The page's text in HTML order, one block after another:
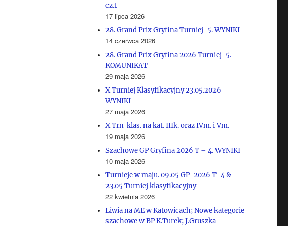
cz.1
17 lipca 2026
28. Grand Prix Gryfina Turniej-5. WYNIKI
14 czerwca 2026
28. Grand Prix Gryfina 2026 Turniej-5.
KOMUNIKAT
29 maja 2026
X Turniej Klasyfikacyjny 23.05.2026
WYNIKI
27 maja 2026
X Trn klas. na kat. IIIk. oraz IVm. i Vm.
19 maja 2026
Szachowe GP Gryfina 2026 T – 4. WYNIKI
10 maja 2026
Turnieje w maju. 09.05 GP-2026 T-4 &
23.05 Turniej klasyfikacyjny
22 kwietnia 2026
Liwia na ME w Katowicach; Nowe kategorie
szachowe w BP K.Turek; J.Gruszka